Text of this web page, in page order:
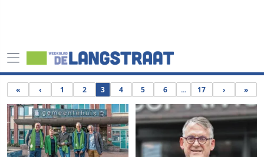
« ‹ 1 2 3 4 5 6 ... 17 › »